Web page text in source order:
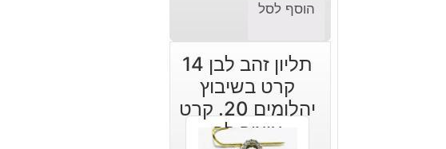
הוסף לסל
תליון זהב לבן 14
קרט בשיבוץ
יהלומים 20. קרט
עיצוב לב